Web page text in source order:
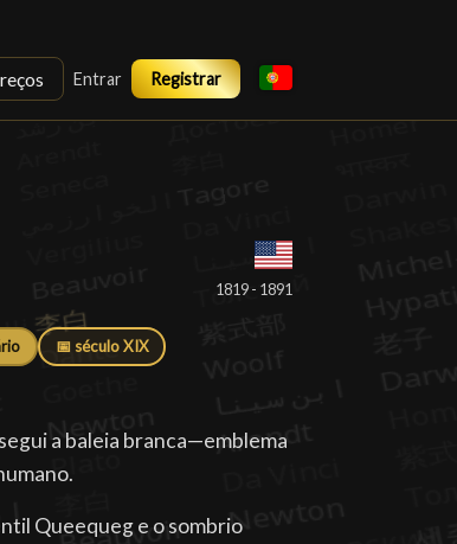
Entrar Registrar
1819 - 1891
📅 século XIX
a baleia branca—emblema
Queequeg e o sombrio